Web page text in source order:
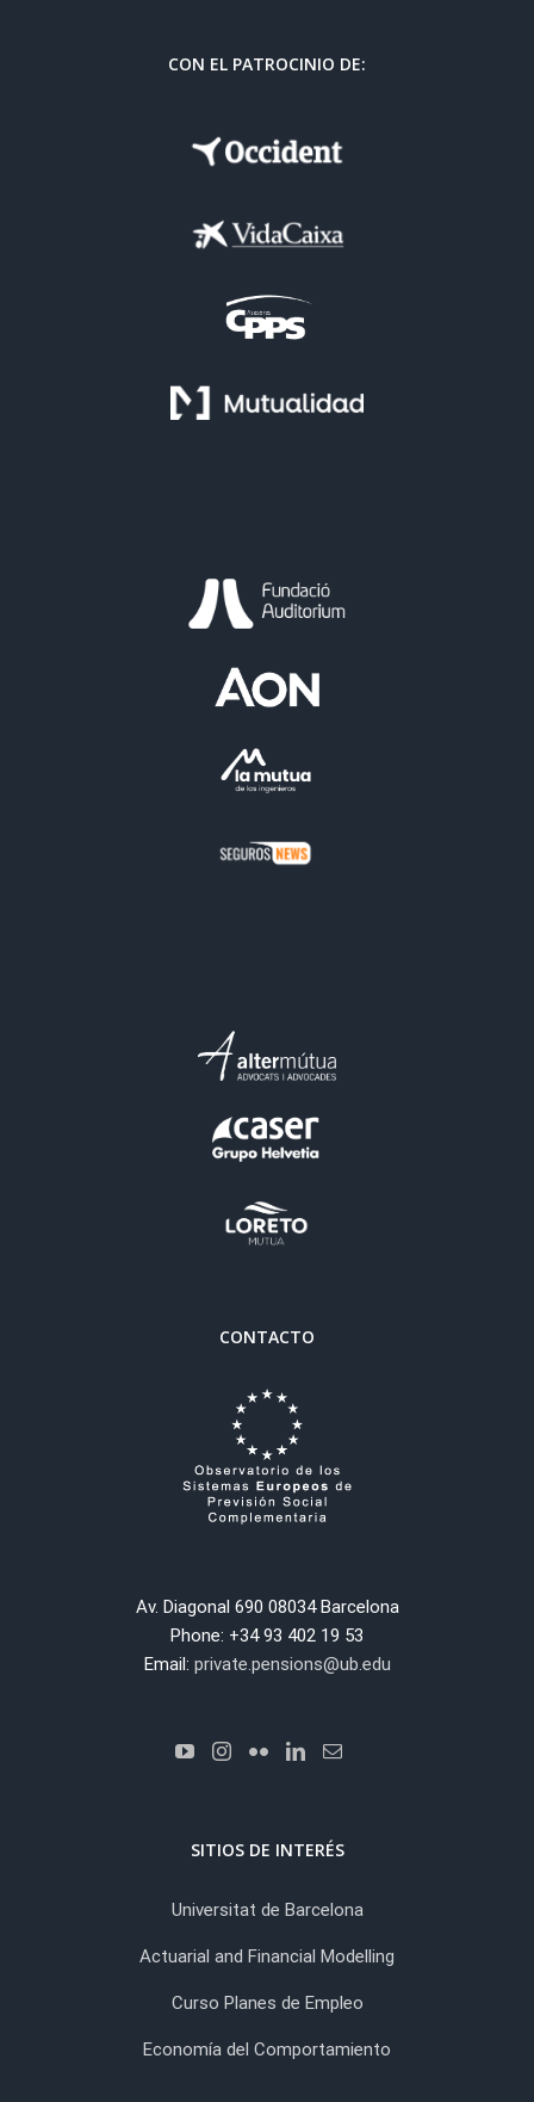
CON EL PATROCINIO DE:
CONTACTO
Av. Diagonal 690 08034 Barcelona
Phone: +34 93 402 19 53
Email: private.pensions@ub.edu
SITIOS DE INTERÉS
Universitat de Barcelona
Actuarial and Financial Modelling
Curso Planes de Empleo
Economía del Comportamiento